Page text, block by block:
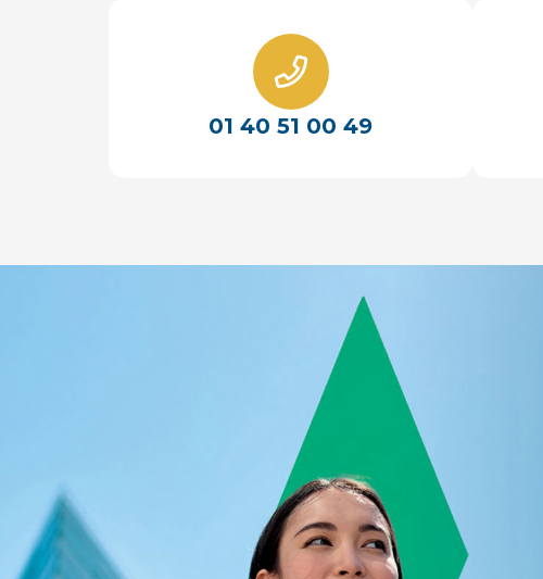
01 40 51 00 49